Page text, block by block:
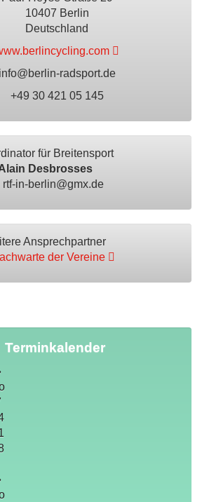
10407 Berlin
Deutschland
info@berlin-radsport.de
+49 30 421 05 145
für Breitensport
Desbrosses
rtf-in-berlin@gmx.de
Ansprechpartner
der Vereine
Terminkalender